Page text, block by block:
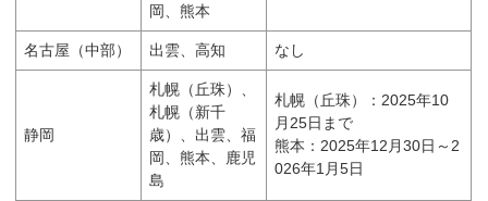
岡、熊本
名古屋（中部） 出雲、高知 なし
静岡
札幌（丘珠）、
札幌（新千
歳）、出雲、福
岡、熊本、鹿児
島
札幌（丘珠）：2025年10
月25日まで
熊本：2025年12月30日～2
026年1月5日